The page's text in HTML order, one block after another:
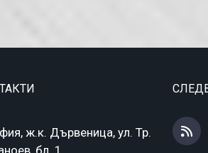
ж.к. Дървеница, ул. Тр.
бл. 1